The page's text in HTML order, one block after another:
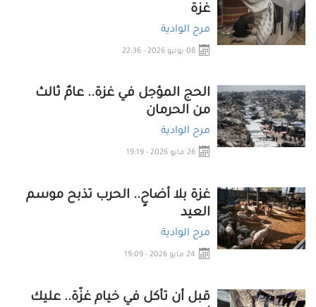
غزة
مرح الوادية
08 يونيو 2026 - 22:36
الحج المؤجل في غزة.. عامٌ ثالث
من الحرمان
مرح الوادية
26 مايو 2026 - 19:19
غزة بلا أضاحٍ.. الحرب تذبح موسم
العيد
مرح الوادية
24 مايو 2026 - 19:09
قبل أن تأكل في خيام غزّة.. عليك